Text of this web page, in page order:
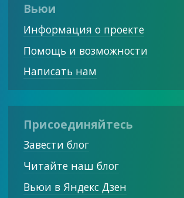
Вьюи
Информация о проекте
Помощь и возможности
Написать нам
Присоединяйтесь
Завести блог
Читайте наш блог
Вьюи в Яндекс Дзен